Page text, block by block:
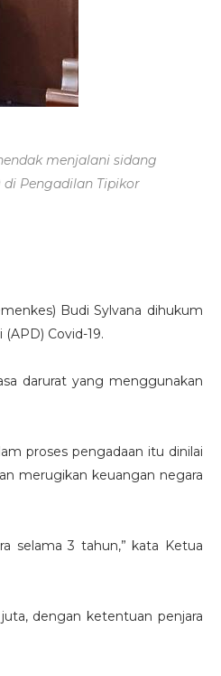
menjalani sidang
Pengadilan Tipikor
Budi Sylvana dihukum
Covid-19.
darurat yang menggunakan
proses pengadaan itu dinilai
merugikan keuangan negara
selama 3 tahun,” kata Ketua
dengan ketentuan penjara